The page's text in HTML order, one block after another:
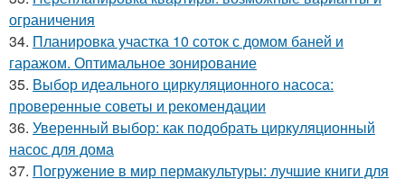
ограничения
34. Планировка участка 10 соток с домом баней и
гаражом. Оптимальное зонирование
35. Выбор идеального циркуляционного насоса:
проверенные советы и рекомендации
36. Уверенный выбор: как подобрать циркуляционный
насос для дома
37. Погружение в мир пермакультуры: лучшие книги для